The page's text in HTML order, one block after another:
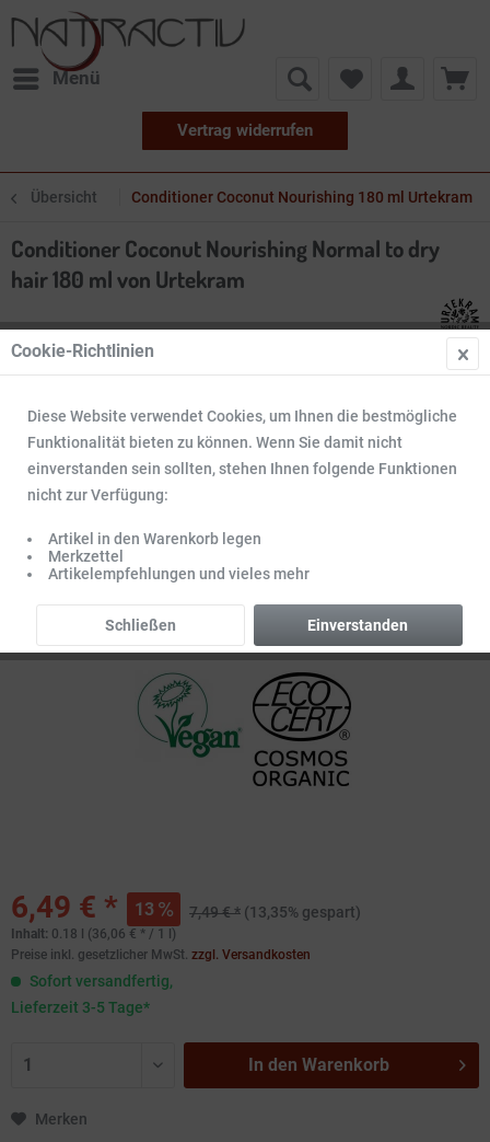
Menü
Vertrag widerrufen
Übersicht Conditioner Coconut Nourishing 180 ml Urtekram
Conditioner Coconut Nourishing Normal to dry
hair 180 ml von Urtekram
6,49 € * 13 7,49 € * (13,35% gespart)
Inhalt: 0.18 l (36,06 € * / 1 l)
Preise inkl. gesetzlicher MwSt. zzgl. Versandkosten
Sofort versandfertig,
Lieferzeit 3-5 Tage*
In den Warenkorb
Merken
Cookie-Richtlinien
Diese Website verwendet Cookies, um Ihnen die bestmögliche
Funktionalität bieten zu können. Wenn Sie damit nicht
einverstanden sein sollten, stehen Ihnen folgende Funktionen
nicht zur Verfügung:
Artikel in den Warenkorb legen
Merkzettel
Artikelempfehlungen und vieles mehr
Einverstanden
Schließen